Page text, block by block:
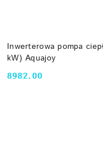
Inwerterowa pompa
kW) Aquajoy
Cena:
8982.00